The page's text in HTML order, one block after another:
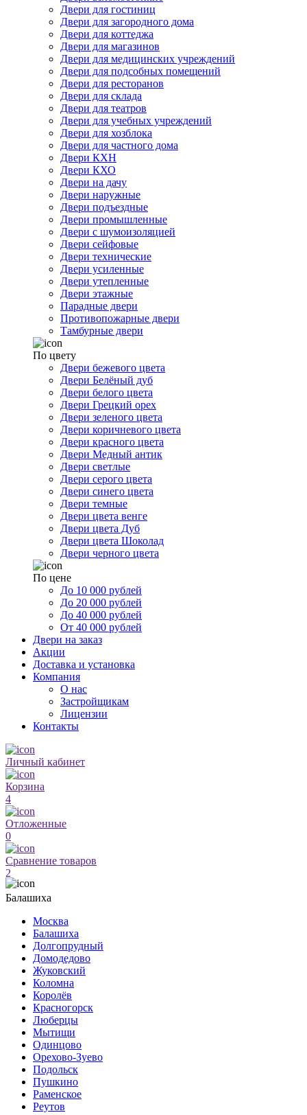
Двери для гостиниц
Двери для загородного дома
Двери для коттеджа
Двери для магазинов
Двери для медицинских учреждений
Двери для подсобных помещений
Двери для ресторанов
Двери для склада
Двери для театров
Двери для учебных учреждений
Двери для хозблока
Двери для частного дома
Двери КХН
Двери КХО
Двери на дачу
Двери наружные
Двери подъездные
Двери промышленные
Двери с шумоизоляцией
Двери сейфовые
Двери технические
Двери усиленные
Двери утепленные
Двери этажные
Парадные двери
Противопожарные двери
Тамбурные двери
По цвету
Двери бежевого цвета
Двери Белёный дуб
Двери белого цвета
Двери Грецкий орех
Двери зеленого цвета
Двери коричневого цвета
Двери красного цвета
Двери Медный антик
Двери светлые
Двери серого цвета
Двери синего цвета
Двери темные
Двери цвета венге
Двери цвета Дуб
Двери цвета Шоколад
Двери черного цвета
По цене
До 10 000 рублей
До 20 000 рублей
До 40 000 рублей
От 40 000 рублей
Двери на заказ
Акции
Доставка и установка
Компания
О нас
Застройщикам
Лицензии
Контакты
Личный кабинет
Корзина
4
Отложенные
0
Сравнение товаров
2
Балашиха
Москва
Балашиха
Долгопрудный
Домодедово
Жуковский
Коломна
Королёв
Красногорск
Люберцы
Мытищи
Одинцово
Орехово-Зуево
Подольск
Пушкино
Раменское
Реутов